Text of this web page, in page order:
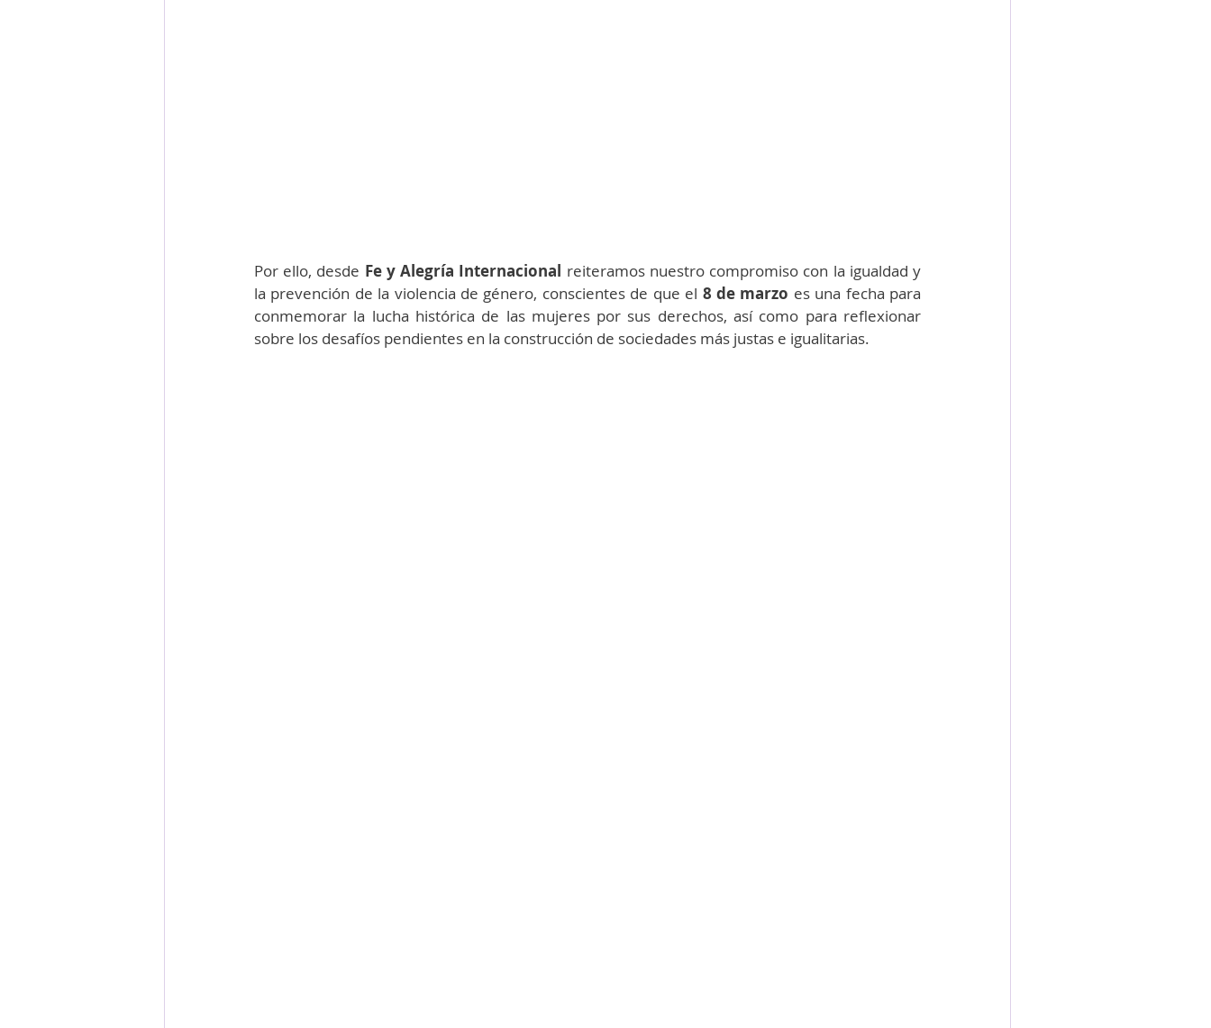
Por ello, desde Fe y Alegría Internacional reiteramos nuestro compromiso con la igualdad y
la prevención de la violencia de género, conscientes de que el 8 de marzo es una fecha para
conmemorar la lucha histórica de las mujeres por sus derechos, así como para reflexionar
sobre los desafíos pendientes en la construcción de sociedades más justas e igualitarias.